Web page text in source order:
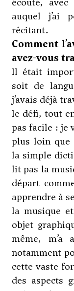
auquel j’ai
récitant.
Comment
avez-vous
Il était
soit de
j’avais déjà
le défi, tout
pas facile : je
plus loin que
la simple
lit pas la
départ
apprendre à
la musique
objet
même, m’a
notamment
cette vaste
des aspects